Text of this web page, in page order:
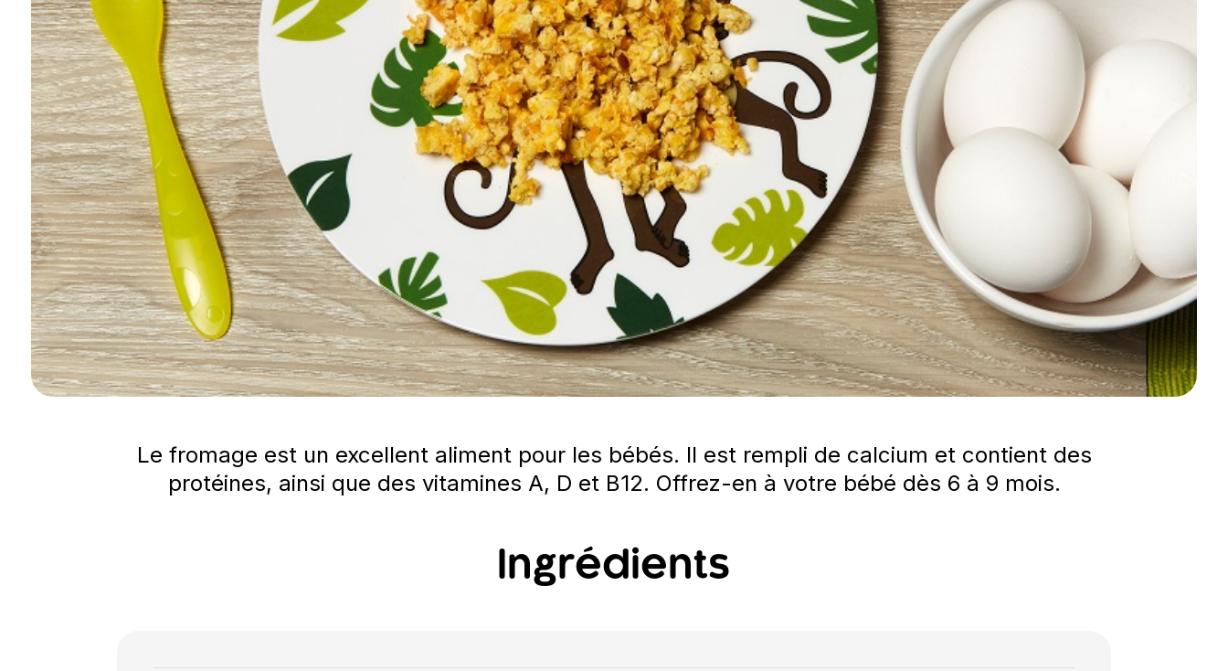
Le fromage est un excellent aliment pour les bébés. Il est rempli de calcium et contient des
protéines, ainsi que des vitamines A, D et B12. Offrez-en à votre bébé dès 6 à 9 mois.
Ingrédients